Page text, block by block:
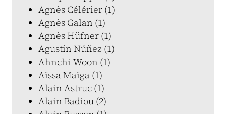
Agnès Célérier (1)
Agnès Galan (1)
Agnès Hüfner (1)
Agustín Núñez (1)
Ahnchi-Woon (1)
Aïssa Maïga (1)
Alain Astruc (1)
Alain Badiou (2)